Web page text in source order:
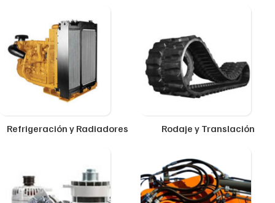
Refrigeración y Radiadores Rodaje y Translación